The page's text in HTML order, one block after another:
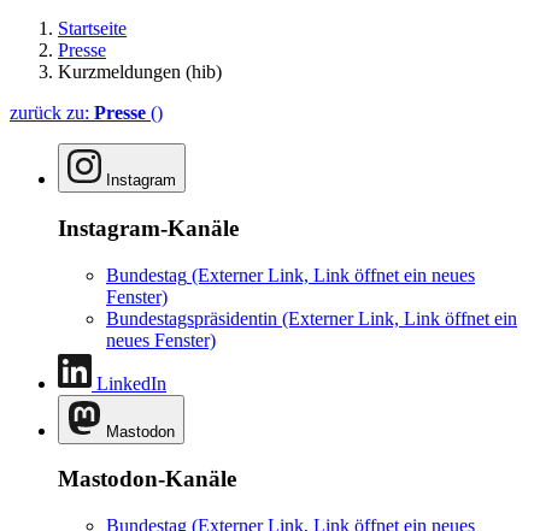
Startseite
Presse
Kurzmeldungen (hib)
zurück zu: Presse ()
Instagram
Instagram-Kanäle
Bundestag (Externer Link, Link öffnet ein neues
Fenster)
Bundestagspräsidentin (Externer Link, Link öffnet ein
neues Fenster)
LinkedIn
Mastodon
Mastodon-Kanäle
Bundestag (Externer Link, Link öffnet ein neues